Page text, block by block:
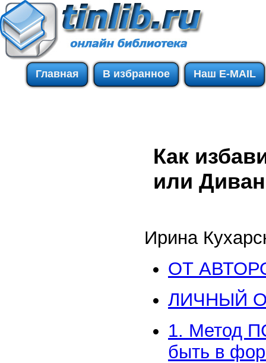
Главная В избранное Наш E-MAIL
Как
или
Ирина
ОТ
ЛИЧНЫЙ
1. Метод
быть в